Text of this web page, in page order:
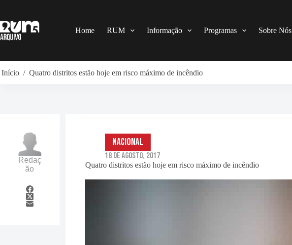
o
conteúdo
Home RUM Informação Programas Sobre Nós
Início / Quatro distritos estão hoje em risco máximo de incêndio
Quatro distritos estão hoje em risco máximo de incêndio
Nacional
18 de Agosto, 2017
Redaç
ão